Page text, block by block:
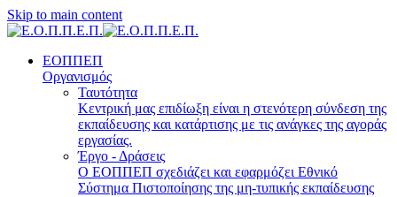
Skip to main content
ΕΟΠΠΕΠ
Οργανισμός
Ταυτότητα
Κεντρική μας επιδίωξη είναι η στενότερη σύνδεση της
εκπαίδευσης και κατάρτισης με τις ανάγκες της αγοράς
εργασίας.
Έργο - Δράσεις
Ο ΕΟΠΠΕΠ σχεδιάζει και εφαρμόζει Eθνικό
Σύστημα Πιστοποίησης της μη-τυπικής εκπαίδευσης